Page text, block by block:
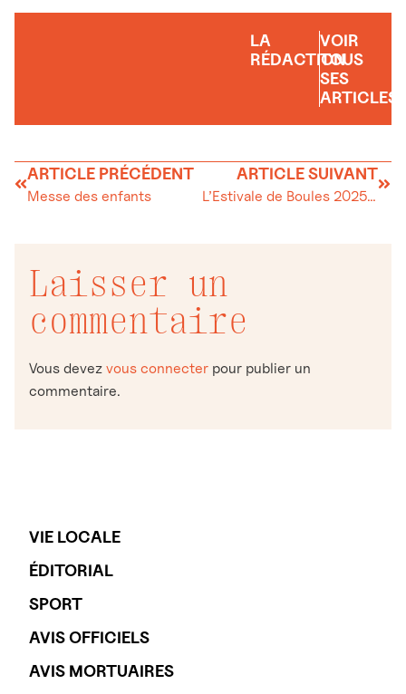
VIE LOCALE
ÉDITORIAL
SPORT
AVIS OFFICIELS
AVIS MORTUAIRES
LA
RÉDACTION
VOIR
TOUS
SES
ARTICLES
ARTICLE PRÉCÉDENT
Messe des enfants
ARTICLE SUIVANT
L’Estivale de Boules 2025 : Un week-end de succès international entre tradition et relève
Laisser un
commentaire
Vous devez vous connecter pour publier un
commentaire.